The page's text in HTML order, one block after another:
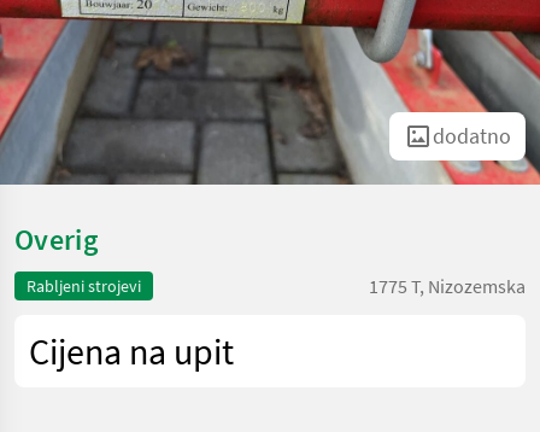
dodatno
Overig
Rabljeni strojevi 1775 T, Nizozemska
Cijena na upit